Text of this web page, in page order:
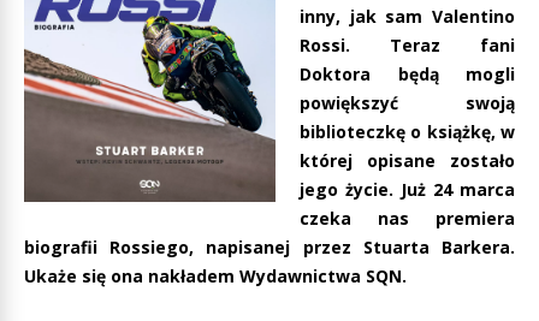
inny, jak sam Valentino
Rossi. Teraz fani
Doktora będą mogli
powiększyć swoją
biblioteczkę o książkę, w
której opisane zostało
jego życie. Już 24 marca
czeka nas premiera
biografii Rossiego, napisanej przez Stuarta Barkera.
Ukaże się ona nakładem Wydawnictwa SQN.